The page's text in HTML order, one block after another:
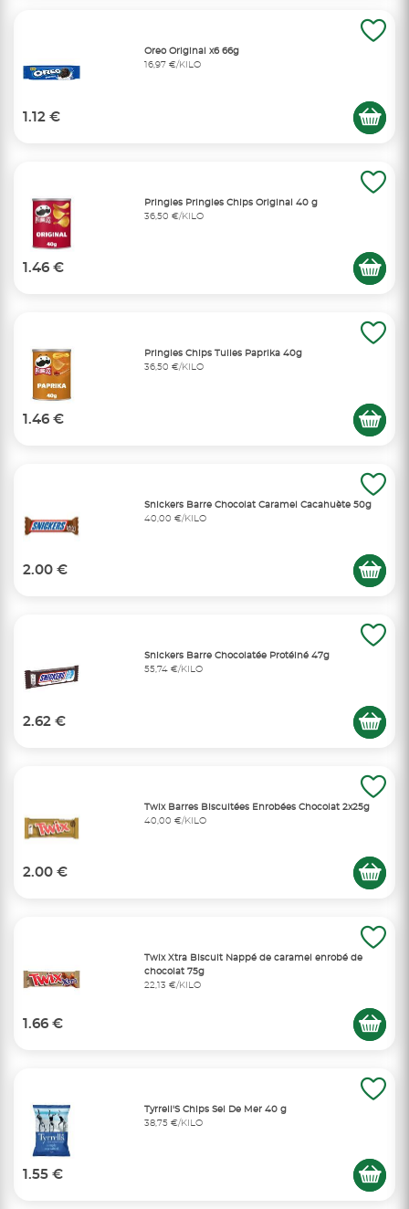
Oreo Original x6 66g
16,97 €/KILO
1.12 €
Pringles Pringles Chips Original 40 g
36,50 €/KILO
1.46 €
Pringles Chips Tuiles Paprika 40g
36,50 €/KILO
1.46 €
Snickers Barre Chocolat Caramel Cacahuète 50g
40,00 €/KILO
2.00 €
Snickers Barre Chocolatée Protéiné 47g
55,74 €/KILO
2.62 €
Twix Barres Biscuitées Enrobées Chocolat 2x25g
40,00 €/KILO
2.00 €
Twix Xtra Biscuit Nappé de caramel enrobé de
chocolat 75g
22,13 €/KILO
1.66 €
Tyrrell'S Chips Sel De Mer 40 g
38,75 €/KILO
1.55 €